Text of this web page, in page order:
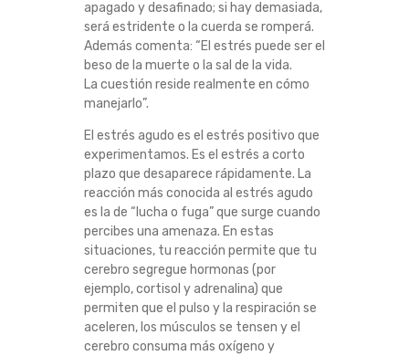
apagado y desafinado; si hay demasiada,
será estridente o la cuerda se romperá.
Además comenta: “El estrés puede ser el
beso de la muerte o la sal de la vida.
La cuestión reside realmente en cómo
manejarlo”.
El estrés agudo es el estrés positivo que
experimentamos. Es el estrés a corto
plazo que desaparece rápidamente. La
reacción más conocida al estrés agudo
es la de “lucha o fuga” que surge cuando
percibes una amenaza. En estas
situaciones, tu reacción permite que tu
cerebro segregue hormonas (por
ejemplo, cortisol y adrenalina) que
permiten que el pulso y la respiración se
aceleren, los músculos se tensen y el
cerebro consuma más oxígeno y